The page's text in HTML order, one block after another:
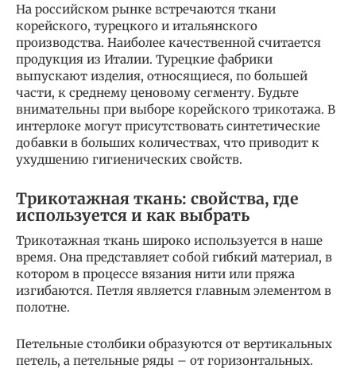
На российском рынке встречаются ткани
корейского, турецкого и итальянского
производства. Наиболее качественной считается
продукция из Италии. Турецкие фабрики
выпускают изделия, относящиеся, по большей
части, к среднему ценовому сегменту. Будьте
внимательны при выборе корейского трикотажа. В
интерлоке могут присутствовать синтетические
добавки в больших количествах, что приводит к
ухудшению гигиенических свойств.
Трикотажная ткань: свойства, где
используется и как выбрать
Трикотажная ткань широко используется в наше
время. Она представляет собой гибкий материал, в
котором в процессе вязания нити или пряжа
изгибаются. Петля является главным элементом в
полотне.
Петельные столбики образуются от вертикальных
петель, а петельные ряды – от горизонтальных.